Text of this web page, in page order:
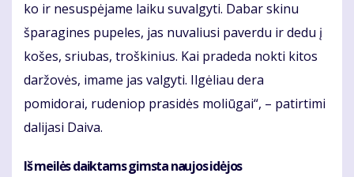
ko ir nesuspėjame laiku suvalgyti. Dabar skinu
šparagines pupeles, jas nuvaliusi paverdu ir dedu į
košes, sriubas, troškinius. Kai pradeda nokti kitos
daržovės, imame jas valgyti. Ilgėliau dera
pomidorai, rudeniop prasidės moliūgai“, – patirtimi
dalijasi Daiva.
Iš meilės daiktams gimsta naujos idėjos